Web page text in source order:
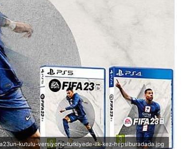
kutulu-versiyonu-turkiyede-ilk-kez-hepsiburadada.jpg